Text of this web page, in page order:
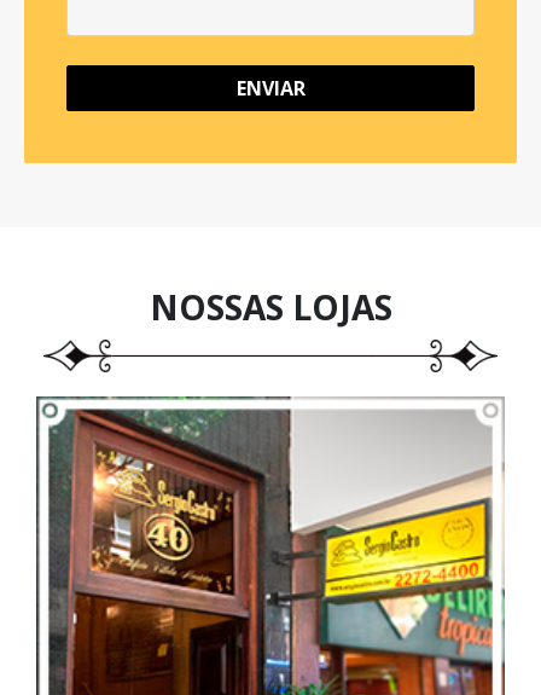
ENVIAR
NOSSAS LOJAS